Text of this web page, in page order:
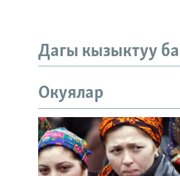
Дагы кызыктуу
Окуялар